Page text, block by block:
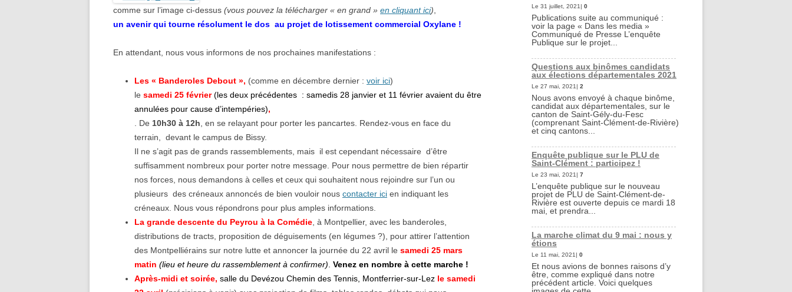
comme sur l’image ci-dessus (vous pouvez la télécharger « en grand » en cliquant ici)
un avenir qui tourne résolument le dos au projet de lotissement commercial Oxylane !
En attendant, nous vous informons de nos prochaines manifestations :
Les « Banderoles Debout », (comme en décembre dernier : voir ici)
le samedi 25 février(les deux précédentes : samedis 28 janvier et 11 février avaient du être
annulées pour cause d’intempéries),
. De 10h30 à 12h , en se relayant pour porter les pancartes. Rendez-vous en face du
terrain, devant le campus de Bissy.
Il ne s’agit pas de grands rassemblements, mais il est cependant nécessaire d’être
suffisamment nombreux pour porter notre message. Pour nous permettre de bien répartir
nos forces, nous demandons à celles et ceux qui souhaitent nous rejoindre sur l’un ou
plusieurs des créneaux annoncés de bien vouloir nous contacter ici en indiquant les
créneaux. Nous vous répondrons pour plus amples informations.
La grande descente du Peyrou à la Comédie , à Montpellier, avec les banderoles,
distributions de tracts, proposition de déguisements (en légumes ?), pour attirer l’attention
des Montpelliérains sur notre lutte et annoncer la journée du 22 avril le samedi 25 mars
matin (lieu et heure du rassemblement à confirmer) Venez en nombre à cette marche !
Après-midi et soirée, salle du Devézou Chemin des Tennis, Montferrier-sur-Lez le samedi
Le 31 juillet, 2021| 0
Publications suite au communiqué :
voir la page « Dans les media »
Communiqué de Presse L’enquête
Publique sur le projet...
Questions aux binômes candidats
aux élections départementales 2021
Le 27 mai, 2021| 2
Nous avons envoyé à chaque binôme,
candidat aux départementales, sur le
canton de Saint-Gély-du-Fesc
(comprenant Saint-Clément-de-Rivière)
et cinq cantons...
Enquête publique sur le PLU de
Saint-Clément : participez !
Le 23 mai, 2021| 7
L’enquête publique sur le nouveau
projet de PLU de Saint-Clément-de-
Rivière est ouverte depuis ce mardi 18
mai, et prendra...
La marche climat du 9 mai : nous y
étions
Le 11 mai, 2021| 0
Et nous avions de bonnes raisons d’y
être, comme expliqué dans notre
précédent article. Voici quelques